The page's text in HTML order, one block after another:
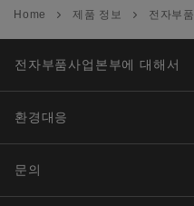
Home 제품 정보 전자부품
전자부품사업본부에 대해서
환경대응
문의